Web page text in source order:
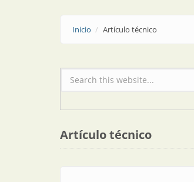
Inicio Artículo técnico
Formulario de búsqueda
Artículo técnico